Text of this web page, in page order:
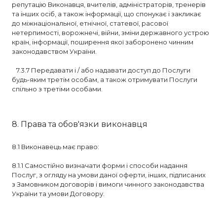
репутацію Виконавця, вчителів, адміністраторів, тренерів
та інших осіб, а також інформації, що спонукає і закликає
до міжнаціональної, етнічної, статевої, расової
нетерпимості, ворожнечі, війни, зміни державного устрою
країн, інформації, поширення якої заборонено чинним
законодавством України.
7.3.7 Передавати і / або надавати доступ до Послуги
будь-яким третім особам, а також отримувати Послуги
спільно з третіми особами.
8. Права та обов'язки виконавця
8.1 Виконавець має право:
8.1.1 Самостійно визначати форми і способи надання
Послуг, з огляду на умови даної оферти, інших, підписаних
з Замовником договорів і вимоги чинного законодавства
України та умови Договору.